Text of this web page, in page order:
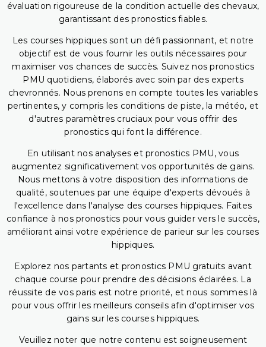
évaluation rigoureuse de la condition actuelle des chevaux,
garantissant des pronostics fiables.
Les courses hippiques sont un défi passionnant, et notre
objectif est de vous fournir les outils nécessaires pour
maximiser vos chances de succès. Suivez nos pronostics
PMU quotidiens, élaborés avec soin par des experts
chevronnés. Nous prenons en compte toutes les variables
pertinentes, y compris les conditions de piste, la météo, et
d'autres paramètres cruciaux pour vous offrir des
pronostics qui font la différence.
En utilisant nos analyses et pronostics PMU, vous
augmentez significativement vos opportunités de gains.
Nous mettons à votre disposition des informations de
qualité, soutenues par une équipe d'experts dévoués à
l'excellence dans l'analyse des courses hippiques. Faites
confiance à nos pronostics pour vous guider vers le succès,
améliorant ainsi votre expérience de parieur sur les courses
hippiques.
Explorez nos partants et pronostics PMU gratuits avant
chaque course pour prendre des décisions éclairées. La
réussite de vos paris est notre priorité, et nous sommes là
pour vous offrir les meilleurs conseils afin d'optimiser vos
gains sur les courses hippiques.
Veuillez noter que notre contenu est soigneusement